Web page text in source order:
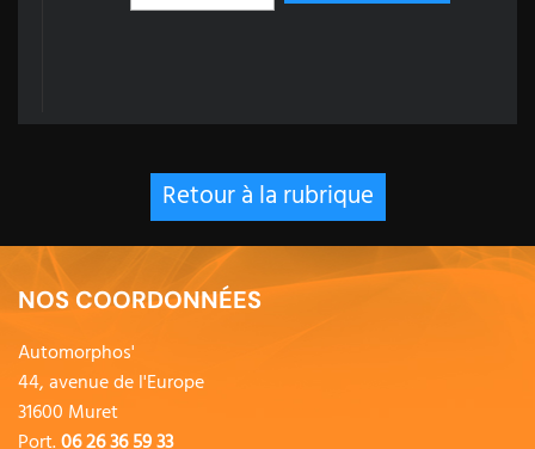
Retour à la rubrique
NOS COORDONNÉES
Automorphos'
44, avenue de l'Europe
31600 Muret
Port.06 26 36 59 33